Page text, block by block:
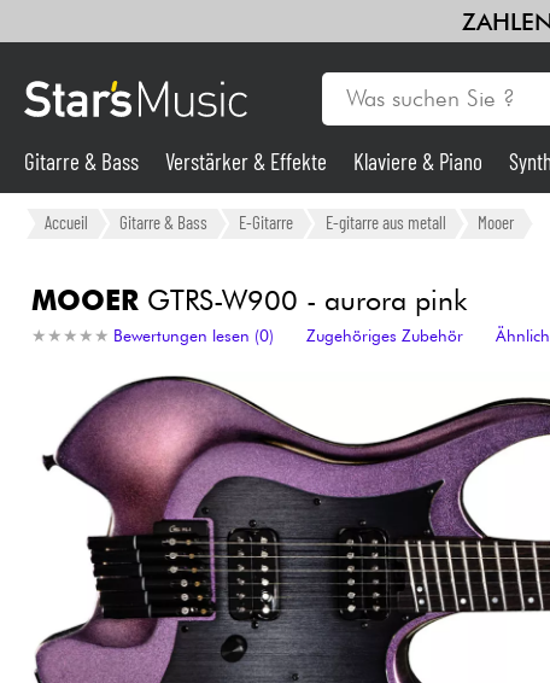
Gitarre & Bass
Synths & samplers
Licht
Violinen & Quartett
HiFi
Gitarre & Bass Verstärker & Effekte Klaviere & Piano
Accueil Gitarre & Bass E-Gitarre E-gitarre aus metall Mooer
MOOERGTRS-W900 - aurora pink
★ ★ ★ ★ ★
★ ★ ★ ★ ★ Bewertungen lesen (0) Zugehöriges Zubehör